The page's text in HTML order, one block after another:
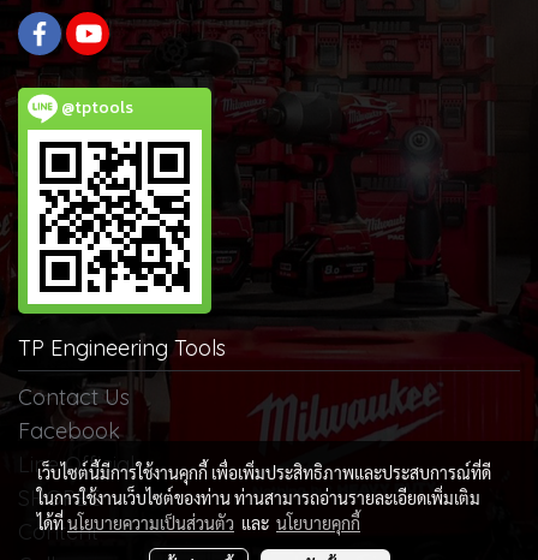
@tptools
TP Engineering Tools
Contact Us
Facebook
Line Official
SHOPEE
Content
เว็บไซต์นี้มีการใช้งานคุกกี้ เพื่อเพิ่มประสิทธิภาพและประสบการณ์ที่ดี
ในการใช้งานเว็บไซต์ของท่าน ท่านสามารถอ่านรายละเอียดเพิ่มเติม
ได้ที่นโยบายความเป็นส่วนตัว และ นโยบายคุกกี้